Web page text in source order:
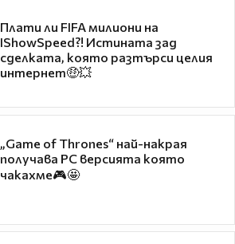
Плати ли FIFA милиони на
IShowSpeed?! Истината зад
сделката, която разтърси целия
интернет🤑💥
„Game of Thrones“ най-накрая
получава PC версията която
чакахме🎮🤩